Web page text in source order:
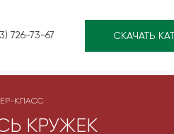
726-73-67 СКАЧАТЬ
КРУЖЕК
КЛАСС